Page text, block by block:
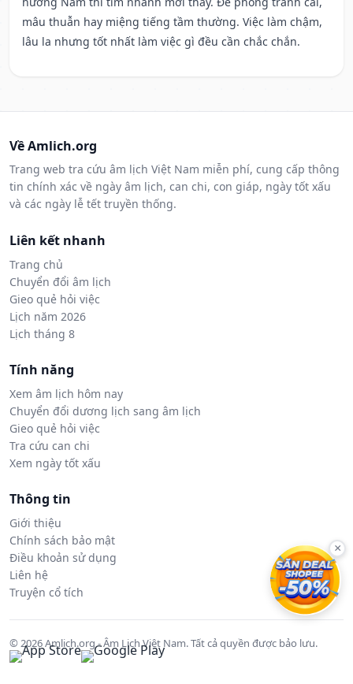
mâu thuẫn hay miệng tiếng tầm thường. Việc làm chậm,
lâu la nhưng tốt nhất làm việc gì đều cần chắc chắn.
Về Amlich.org
Trang web tra cứu âm lịch Việt Nam miễn phí, cung cấp thông
tin chính xác về ngày âm lịch, can chi, con giáp, ngày tốt xấu
và các ngày lễ tết truyền thống.
Liên kết nhanh
Trang chủ
Chuyển đổi âm lịch
Gieo quẻ hỏi việc
Lịch năm 2026
Lịch tháng 8
Tính năng
Xem âm lịch hôm nay
Chuyển đổi dương lịch sang âm lịch
Gieo quẻ hỏi việc
Tra cứu can chi
Xem ngày tốt xấu
Thông tin
Giới thiệu
Chính sách bảo mật
Điều khoản sử dụng
Liên hệ
Truyện cổ tích
© 2026 Amlich.org - Âm Lịch Việt Nam. Tất cả quyền được bảo lưu.
×